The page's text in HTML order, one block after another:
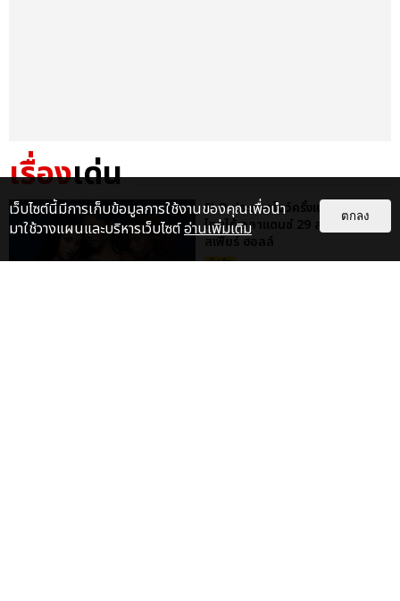
เรื่องเด่น
FLO ประกาศโชว์ครั้งแรกในไทย ชาว
ไทยได้เวลาแดนซ์ 29 ส.ค.นี้ ที่
สเฟียร์ ฮอลล์
บันเทิง
เว็บไซต์นี้มีการเก็บข้อมูลการใช้งานของคุณเพื่อนำ
มาใช้วางแผนและบริหารเว็บไซต์อ่านเพิ่มเติม
ตกลง